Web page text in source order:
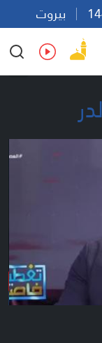
بيروت
Ar En Fr Es